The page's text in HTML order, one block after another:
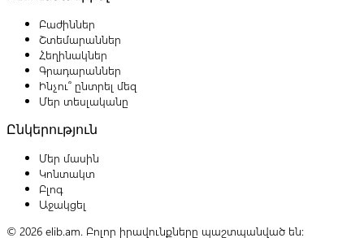
Բաժիններ
Շտեմարաններ
Հեղինակներ
Գրադարաններ
Ինչու՞ ընտրել մեզ
Մեր տեսլականը
Ընկերություն
Մեր մասին
Կոնտակտ
Բլոգ
Աջակցել
© 2026 elib.am. Բոլոր իրավունքները պաշտպանված են: